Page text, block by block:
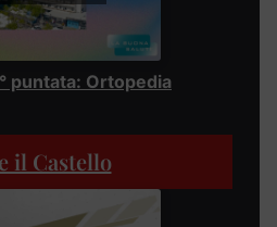
puntata: Ortopedia
il Castello